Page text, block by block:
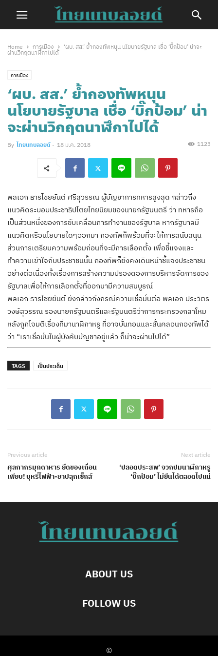
Home การเมือง
‘ผบ. สส.’ ย้ำกองทัพหนุน นโยบายรัฐบาล เชื่อ ‘บิ๊กป้อม’ น่าจะ
ผ่านวิกฤตนาฬึกาไปได้
การเมือง
‘ผบ. สส.’ ย้ำกองทัพหนุน
นโยบายรัฐบาล เชื่อ ‘บิ๊กป้อม’ น่า
จะผ่านวิกฤตนาฬึกาไปได้
By ไทยแทบลอยด์ - 18 ม.ค. 2018 1123
พลเอก ธารไชยยันต์ ศรีสุวรรณ ผู้บัญชาการทหารสูงสุด กล่าวถึง
แนวคิดระบอบประชาธิปไตยไทยนิยมของนายกรัฐมนตรี ว่า ทหารถือ
เป็นส่วนหนึ่งของการขับเคลื่อนการทำงานของรัฐบาล หากรัฐบาลมี
แนวคิดหรือนโยบายใดๆออกมา กองทัพก็พร้อมที่จะให้การสนับสนุน
ส่วนการเตรียมความพร้อมก่อนที่จะมีการเลือกตั้ง เพื่อชี้แจงและ
ทำความเข้าใจกับประชาชนนั้น กองทัพก็ยังคงเดินหน้าชี้แจงประชาชน
อย่างต่อเนื่องทั้งเรื่องการสร้างความปรองดองการบริหารจัดการของ
รัฐบาลเพื่อให้การเลือกตั้งที่ออกมามีความสมบูรณ์
พลเอก ธารไชยยันต์ ยังกล่าวถึงกรณีความเชื่อมั่นต่อ พลเอก ประวิตร
วงษ์สุวรรณ รองนายกรัฐมนตรีและรัฐมนตรีว่าการกระทรวงกลาโหม
หลังถูกโจมตีเรื่องที่มานาฬิกาหรู ที่อาจบั่นทอนและสั่นคลอนกองทัพได้
ว่า “เราเชื่อมั่นในผู้บังคับบัญชาอยู่แล้ว ก็น่าจะผ่านไปได้”
TAGS เป็นประเด็น
Previous article
ศุลกากรมุกดาหาร ยึดของเถื่อน
เพียบ! บุหรี่ไฟฟ้า-ยาปลุกเซ็กส์
Next article
‘ปลอดประสพ’ จวกปมนาฬึกาหรู
‘บิ๊กป้อม’ ไม่ยืนได้ตลอดไปแน่
ABOUT US
FOLLOW US
©